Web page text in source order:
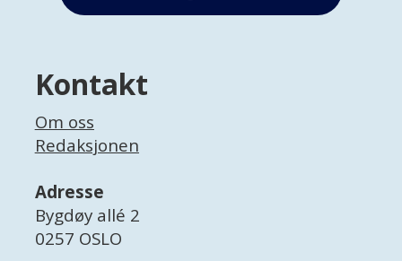
Kontakt
Om oss
Redaksjonen
Adresse
Bygdøy allé 2
0257 OSLO